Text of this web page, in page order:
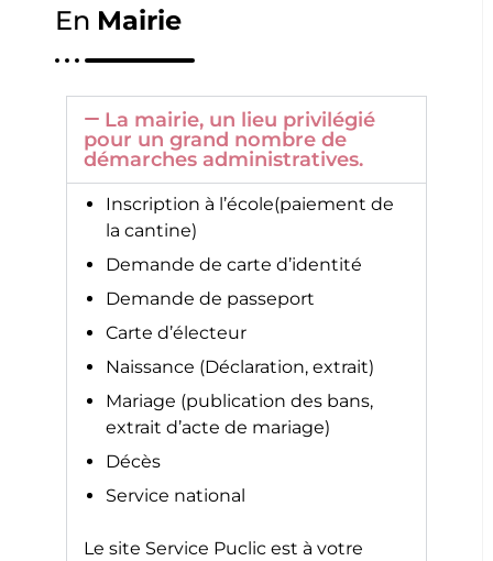
En Mairie
La mairie, un lieu privilégié
pour un grand nombre de
démarches administratives.
Inscription à l’école(paiement de
la cantine)
Demande de carte d’identité
Demande de passeport
Carte d’électeur
Naissance (Déclaration, extrait)
Mariage (publication des bans,
extrait d’acte de mariage)
Décès
Service national
Le site Service Puclic est à votre